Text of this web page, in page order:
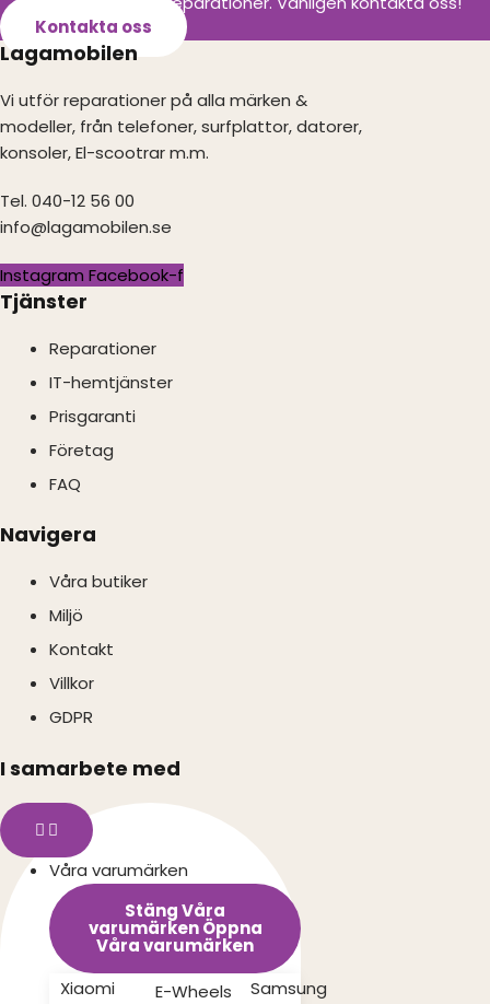
Kontakta oss
Lagamobilen
Vi utför reparationer på alla märken &
modeller, från telefoner, surfplattor, datorer,
konsoler, El-scootrar m.m.
Tel. 040-12 56 00
info@lagamobilen.se
Instagram Facebook-f
Tjänster
Reparationer
IT-hemtjänster
Prisgaranti
Företag
FAQ
Navigera
Våra butiker
Miljö
Kontakt
Villkor
GDPR
I samarbete med
Våra varumärken
Stäng Våra
varumärken Öppna
Våra varumärken
Xiaomi
E-Wheels
Samsung